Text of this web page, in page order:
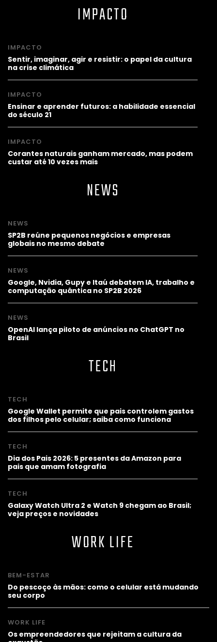
IMPACTO
IMPACTO
Sentir, imaginar, agir e resistir: o papel da cultura
na crise climática
IMPACTO
Ensinar e aprender futuros: a habilidade essencial
do século 21
IMPACTO
Corantes naturais ganham mercado, mas podem
custar até 10 vezes mais
NEWS
NEWS
SP2B reúne pequenos negócios e empresas
globais no mesmo debate
NEWS
Google, Nvidia, Gupy e Itaú debatem IA, trabalho e
computação quântica no SP2B 2026
NEWS
OpenAI lança piloto de anúncios no ChatGPT no
Brasil
TECH
TECH
Google Wallet permite que pais controlem gastos
dos filhos pelo celular; saiba como funciona
TECH
Dia dos Pais 2026: 5 presentes da Amazon para
pais que amam fotografia
TECH
Galaxy Watch Ultra 2 e Watch 9 chegam ao Brasil;
veja preços e novidades
WORK LIFE
BEM-ESTAR
Do pescoço às mãos: como o celular está mudando
seu corpo
WORK LIFE
Os empreendedores que rejeitam a cultura da